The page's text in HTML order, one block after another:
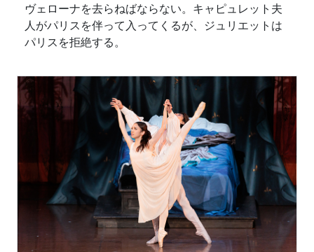
ヴェローナを去らねばならない。キャピュレット夫
人がパリスを伴って入ってくるが、ジュリエットは
パリスを拒絶する。